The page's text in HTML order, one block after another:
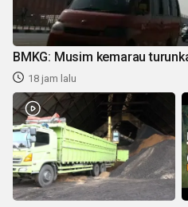
BMKG: Musim kemarau
18 jam lalu